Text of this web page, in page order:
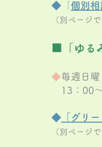
◆ 個別
（別ページ
■「ゆる
◆毎週日曜
1 3：00
◆ 「グリ
（別ページ